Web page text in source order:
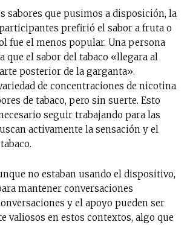
sabores que pusimos a disposición, la
prefirió el sabor a fruta o
fue el menos popular. Una persona
que el sabor del tabaco «llegara al
posterior de la garganta».
de concentraciones de nicotina
de tabaco, pero sin suerte. Esto
seguir trabajando para las
activamente la sensación y el
no estaban usando el dispositivo,
mantener conversaciones
y el apoyo pueden ser
valiosos en estos contextos, algo que